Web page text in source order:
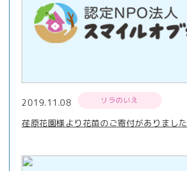
2019.11.08 リラのいえ
荏原花園様より花苗のご寄付がありました